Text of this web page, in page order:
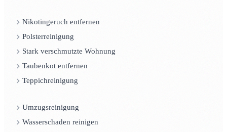
Nikotingeruch entfernen
Polsterreinigung
Stark verschmutzte Wohnung
Taubenkot entfernen
Teppichreinigung
Umzugsreinigung
Wasserschaden reinigen